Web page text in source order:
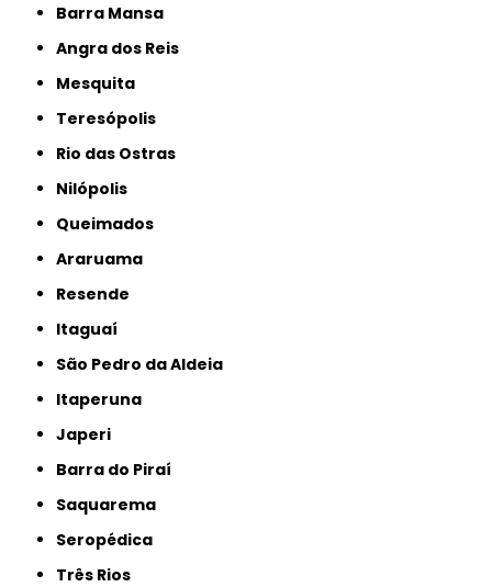
Barra Mansa
Angra dos Reis
Mesquita
Teresópolis
Rio das Ostras
Nilópolis
Queimados
Araruama
Resende
Itaguaí
São Pedro da Aldeia
Itaperuna
Japeri
Barra do Piraí
Saquarema
Seropédica
Três Rios